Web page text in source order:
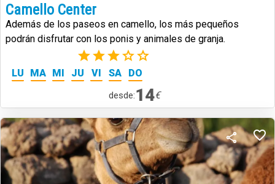
Camello Center
Además de los paseos en camello, los más pequeños
podrán disfrutar con los ponis y animales de granja.
(2)
LU MA MI JU VI SA DO
desde:14€